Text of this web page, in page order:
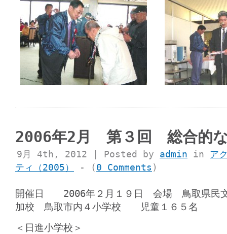
2006年2月 第３回 総合的な
9月 4th, 2012 | Posted by admin in ア
ティ（2005）
- (0 Comments )
開催日 2006年２月１９日 会場 鳥取県
加校 鳥取市内４小学校 児童１６５名
＜日進小学校＞